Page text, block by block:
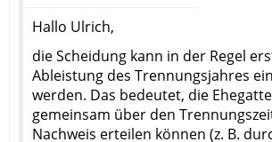
Hallo Ulrich,
die Scheidung kann in der Regel
Ableistung des Trennungsjahres
werden. Das bedeutet, die
gemeinsam über den
Nachweis erteilen können (z. B.